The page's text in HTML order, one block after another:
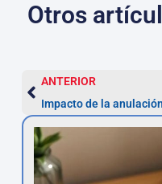
Otros
ANTERIOR